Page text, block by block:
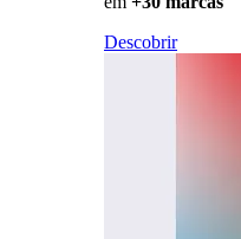
Descobrir